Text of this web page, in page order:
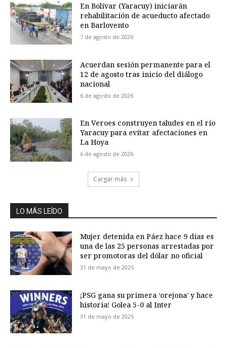
En Bolívar (Yaracuy) iniciarán
rehabilitación de acueducto afectado
en Barlovento
7 de agosto de 2026
Acuerdan sesión permanente para el
12 de agosto tras inicio del diálogo
nacional
6 de agosto de 2026
En Veroes construyen taludes en el río
Yaracuy para evitar afectaciones en
La Hoya
6 de agosto de 2026
Cargar más
LO MÁS LEÍDO
Mujer detenida en Páez hace 9 días es
una de las 25 personas arrestadas por
ser promotoras del dólar no oficial
31 de mayo de 2025
¡PSG gana su primera ‘orejona’ y hace
historia! Golea 5-0 al Inter
31 de mayo de 2025